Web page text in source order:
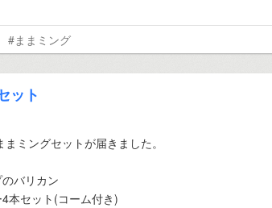
#ままミング
ット
ミングセットが届きました。
バリカン
本セット(コーム付き)